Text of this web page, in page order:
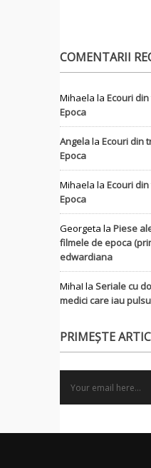
COMENTARII
Mihaela la Ecouri
Epoca
Angelala Ecouri din
Epoca
Mihaela la Ecouri
Epoca
Georgeta la Piese
filmele de epoca
edwardiana
MihaI la Seriale cu
medici care iau
PRIMEȘTE